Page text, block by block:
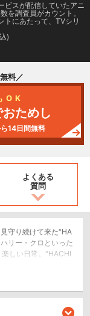
ビスが配信していたアニ
を調査員がカウント。
トにあたって、TVシリ
)
料／
OK
ためし
14日間無料
よくある
質問
守り続けて来た“HA
リー・クロといった
しい日常。“HACHI